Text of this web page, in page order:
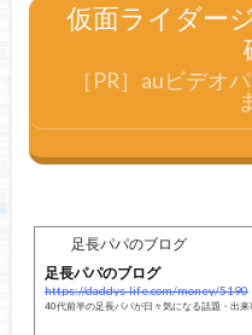
仮面ライダー
［PR］auビデオ
足長パパのブログ
足長パパのブログ
https://daddys-life.com/money/5190
40代前半の足長パパが日々気になる話題・出来